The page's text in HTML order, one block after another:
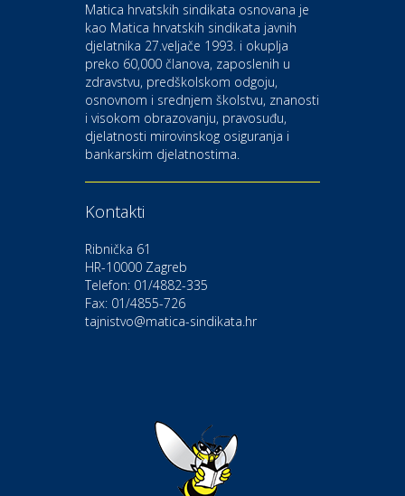
Bistrica
Auto-moto i tehnika
CIAK Auto d.o.o.
Kultura i edukacija
Kazalište Gavella
Moda i ljepota
Gastro
Hotel Bunčić Vrbovec
Izletište i vinotočje VINIA
Matica hrvatskih sindikata osnovana je
kao Matica hrvatskih sindikata javnih
djelatnika 27.veljače 1993. i okuplja
preko 60,000 članova, zaposlenih u
zdravstvu, predškolskom odgoju,
osnovnom i srednjem školstvu, znanosti
i visokom obrazovanju, pravosuđu,
djelatnosti mirovinskog osiguranja i
bankarskim djelatnostima.
Kontakti
Ribnička 61
HR-10000 Zagreb
Telefon: 01/4882-335
Fax: 01/4855-726
tajnistvo@matica-sindikata.hr